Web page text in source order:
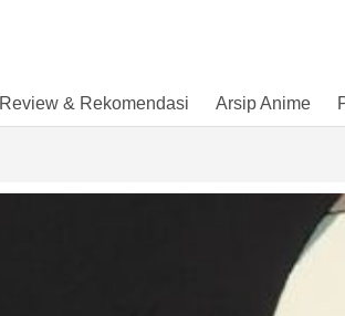
Review & Rekomendasi Arsip Anime